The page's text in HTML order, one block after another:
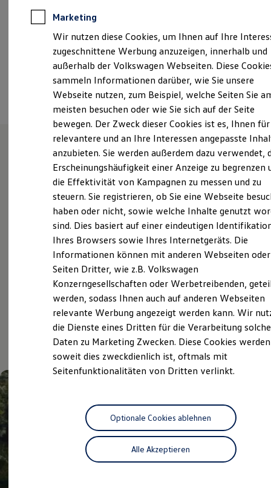
Sommer-Special
Reparatur, Pflege & Inspektion
Servicetermin anfragen
Service-Vorteile bei Volkswagen Nutzfahrzeuge
Economy Service
Räder & Reifen Service
Ersatzfahrzeuge
Notdienst und Pannenhilfe
Software, Konnektivität & Apps
California App
VW Connect für Ihren ID. Buzz
VW Connect für Ihren Transporter/Caravelle
VW Connect für Ihren Amarok
VW Connect für andere Modelle
Connect Pro
Fleet Interface Data
Multistop Pathfinder
Übersicht Software Updates
Hilfreiches für Besitzer
Fahrerassistenz- und Sicherheitssysteme
Kontrollleuchten
Kurzfahrprofile und Ölverdünnung
Batterieverordnung
XTL-Dieselkraftstoff
Ersatzteile und Betriebsflüssigkeiten
Original Zubehör und Lifestyle Produkte
myVolkswagen Business
Elektrisch & Autonom
Elektro - & Hybridfahrzeuge
Klimafreundlicher Strom
Ladezeitensimulator
Ladelösungen für Privatkunden
Ladelösungen für Gewerbekunden
Wallbox und Ladekabel
Bidirektionales Laden
Förderung & Kosten der Elektrofahrzeuge
+49 4149 333
Ansprechpartner
Termin vereinbaren
Unsere Leistungenim
Überblick
Service
Volkswagen Economy
Service
Aktuelle Highlights
und Angebote
Marketing
Wir nutzen diese Cookies, um Ihnen auf Ihre
zugeschnittene Werbung anzuzeigen, innerhalb und
außerhalb der Volkswagen Webseiten. Diese
sammeln Informationen darüber, wie Sie unsere
Webseite nutzen, zum Beispiel, welche Seiten Sie
meisten besuchen oder wie Sie sich auf der Seite
bewegen. Der Zweck dieser Cookies ist es, Ihnen für
relevantere und an Ihre Interessen angepasste
anzubieten. Sie werden außerdem dazu verwendet,
Erscheinungshäufigkeit einer Anzeige zu begrenzen
die Effektivität von Kampagnen zu messen und zu
steuern. Sie registrieren, ob Sie eine Webseite
haben oder nicht, sowie welche Inhalte genutzt
sind. Dies basiert auf einer eindeutigen
Ihres Browsers sowie Ihres Internetgeräts. Die
Informationen können mit anderen Webseiten oder
Seiten Dritter, wie z.B. Volkswagen
Konzerngesellschaften oder Werbetreibenden,
werden, sodass Ihnen auch auf anderen Webseiten
relevante Werbung angezeigt werden kann. Wir
die Dienste eines Dritten für die Verarbeitung
Daten zu Marketing Zwecken. Diese Cookies
soweit dies zweckdienlich ist, oftmals mit
Seitenfunktionalitäten von Dritten verlinkt.
Alle Akzeptieren
Optionale Cookies ablehnen